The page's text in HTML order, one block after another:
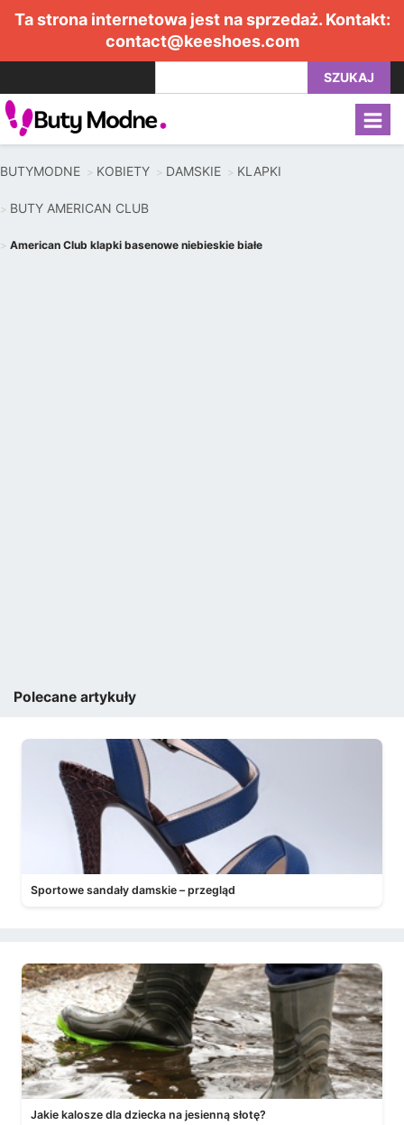
Ta strona internetowa jest na sprzedaż. Kontakt:
contact@keeshoes.com
SZUKAJ
BUTYMODNE KOBIETY DAMSKIE KLAPKI
BUTY AMERICAN CLUB
American Club klapki basenowe niebieskie białe
Polecane artykuły
Sportowe sandały damskie – przegląd
Jakie kalosze dla dziecka na jesienną słotę?